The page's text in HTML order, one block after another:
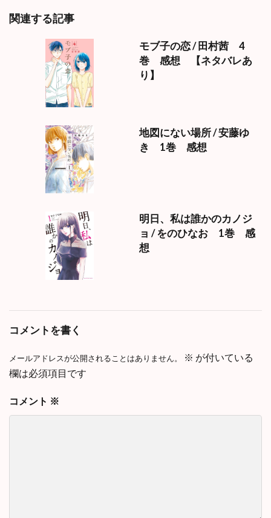
関連する記事
モブ子の恋 / 田村茜 4
巻 感想 【ネタバレあ
り】
地図にない場所 / 安藤ゆ
き 1巻 感想
明日、私は誰かのカノジ
ョ / をのひなお 1巻 感
想
コメントを書く
メールアドレスが公開されることはありません。 ※ が付いている
欄は必須項目です
コメント ※